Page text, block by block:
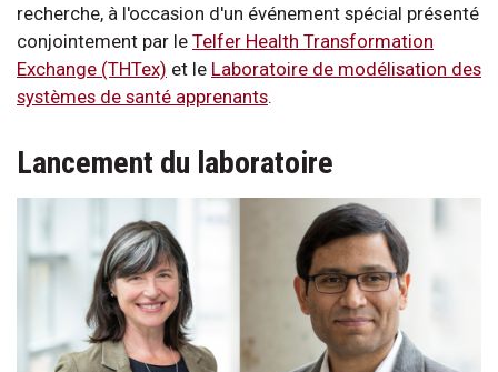
recherche, à l'occasion d'un événement spécial présenté
conjointement par le Telfer Health Transformation
Exchange (THTex) et le Laboratoire de modélisation des
systèmes de santé apprenants.
Lancement du laboratoire